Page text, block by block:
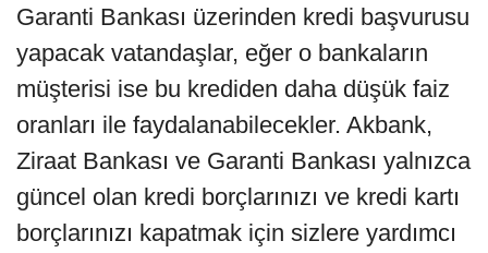
Garanti Bankası üzerinden kredi başvurusu
yapacak vatandaşlar, eğer o bankaların
müşterisi ise bu krediden daha düşük faiz
oranları ile faydalanabilecekler. Akbank,
Ziraat Bankası ve Garanti Bankası yalnızca
güncel olan kredi borçlarınızı ve kredi kartı
borçlarınızı kapatmak için sizlere yardımcı